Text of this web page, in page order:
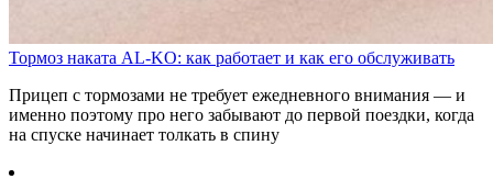
Тормоз наката AL-KO: как работает и как его обслуживать
Прицеп с тормозами не требует ежедневного внимания — и
именно поэтому про него забывают до первой поездки, когда
на спуске начинает толкать в спину